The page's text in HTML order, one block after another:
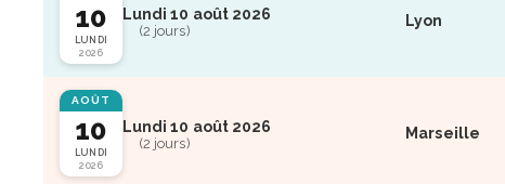
10
LUNDI
2026
Lundi 10 août 2026
(2 jours)
Lyon
AOÛT
10
LUNDI
2026
Lundi 10 août 2026
(2 jours)
Marseille